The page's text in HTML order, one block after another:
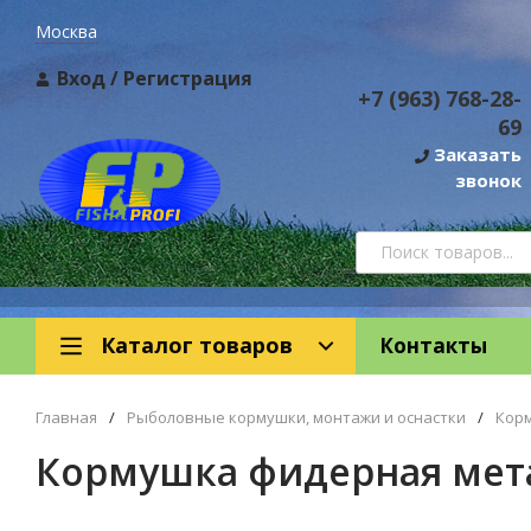
Москва
Вход/ Регистрация
+7 (963) 768-28-
69
Заказать
звонок
Каталог товаров Контакты
Главная / Рыболовные кормушки, монтажи и оснастки /
Кормушка фидерная